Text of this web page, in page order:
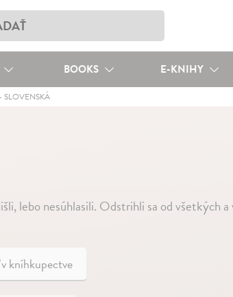
BOOKS E-KNIHY
- SLOVENSKÁ
lebo nesúhlasili. Odstrihli sa od všetkých
kníhkupectve